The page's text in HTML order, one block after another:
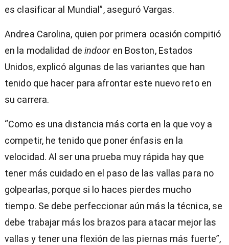
es clasificar al Mundial”, aseguró Vargas.
Andrea Carolina, quien por primera ocasión compitió
en la modalidad de indooren Boston, Estados
Unidos, explicó algunas de las variantes que han
tenido que hacer para afrontar este nuevo reto en
su carrera.
“Como es una distancia más corta en la que voy a
competir, he tenido que poner énfasis en la
velocidad. Al ser una prueba muy rápida hay que
tener más cuidado en el paso de las vallas para no
golpearlas, porque si lo haces pierdes mucho
tiempo. Se debe perfeccionar aún más la técnica, se
debe trabajar más los brazos para atacar mejor las
vallas y tener una flexión de las piernas más fuerte”,